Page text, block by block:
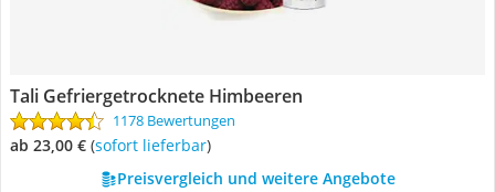
Tali Gefriergetrocknete Himbeeren
1178 Bewertungen
ab 23,00 € ( Sofort lieferbar)
Preisvergleich und weitere Angebote